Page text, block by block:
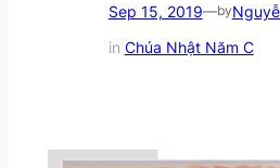
Sep 15, 2019—by
in Chúa Nhật Năm C